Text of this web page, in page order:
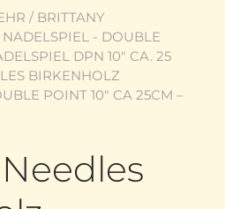
/ BRITTANY
NADELSPIEL - DOUBLE
DPN 10" CA. 25
BIRKENHOLZ
POINT 10″ CA 25CM –